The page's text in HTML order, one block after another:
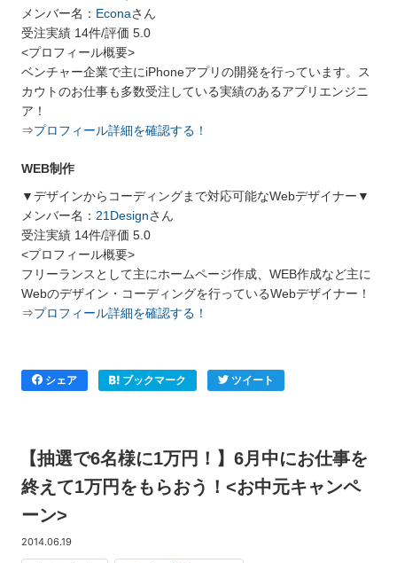
メンバー名： Econaさん
受注実績 14件/評価 5.0
<プロフィール概要>
ベンチャー企業で主にiPhoneアプリの開発を行っています。ス
カウトのお仕事も多数受注している実績のあるアプリエンジニ
ア！
⇒プロフィール詳細を確認する！
WEB制作
▼デザインからコーディングまで対応可能なWebデザイナー▼
メンバー名： 21Designさん
受注実績 14件/評価 5.0
<プロフィール概要>
フリーランスとして主にホームページ作成、WEB作成など主に
Webのデザイン・コーディングを行っているWebデザイナー！
⇒プロフィール詳細を確認する！
シェア ブックマーク ツイート
【抽選で6名様に1万円！】6月中にお仕事を
終えて1万円をもらおう！<お中元キャンペ
ーン>
2014.06.19